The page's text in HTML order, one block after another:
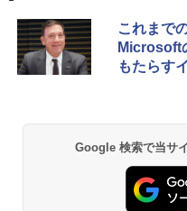
これまで
Microsoft
もたらす
Google 検索で当サ